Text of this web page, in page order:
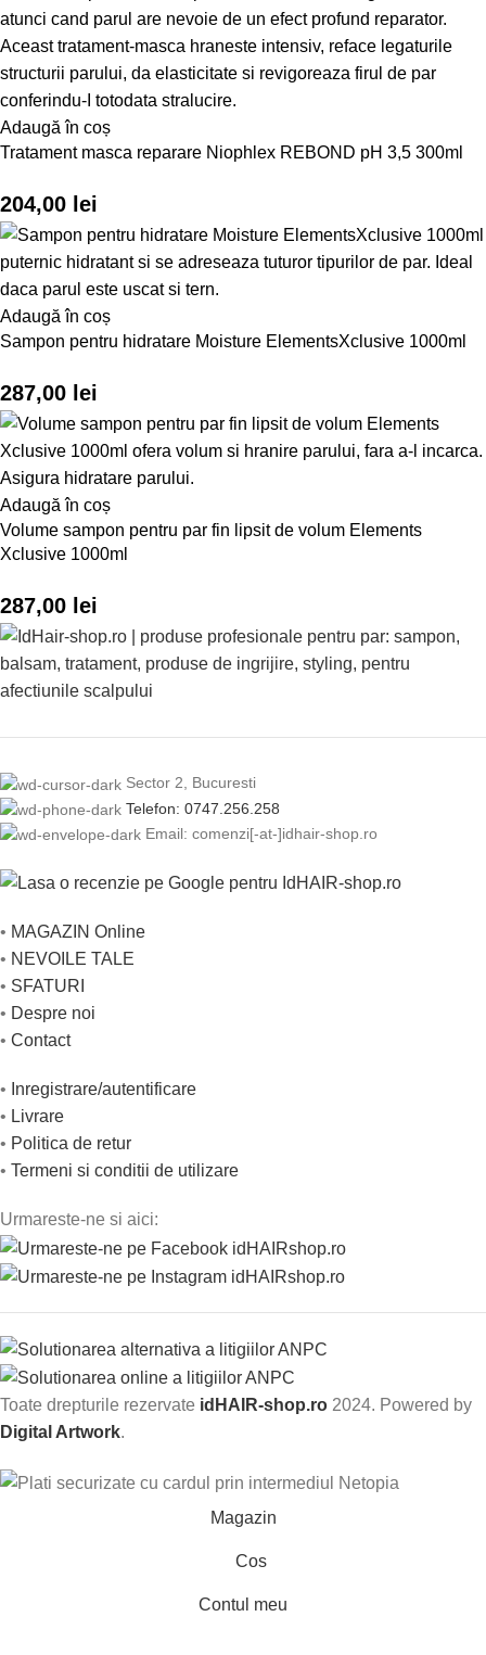
Adaugă în coș
Tratament masca reparare Niophlex REBOND pH 3,5 300ml
204,00 lei
Adaugă în coș
Sampon pentru hidratare Moisture ElementsXclusive 1000ml
287,00 lei
Adaugă în coș
Volume sampon pentru par fin lipsit de volum Elements
Xclusive 1000ml
287,00 lei
Sector 2, Bucuresti
Telefon: 0747.256.258
Email: comenzi[-at-]idhair-shop.ro
• MAGAZIN Online
• NEVOILE TALE
• SFATURI
• Despre noi
• Contact
• Inregistrare/autentificare
• Livrare
• Politica de retur
• Termeni si conditii de utilizare
Urmareste-ne si aici:
Toate drepturile rezervate idHAIR-shop.ro 2024. Powered by
Digital Artwork.
Magazin
Cos
Contul meu